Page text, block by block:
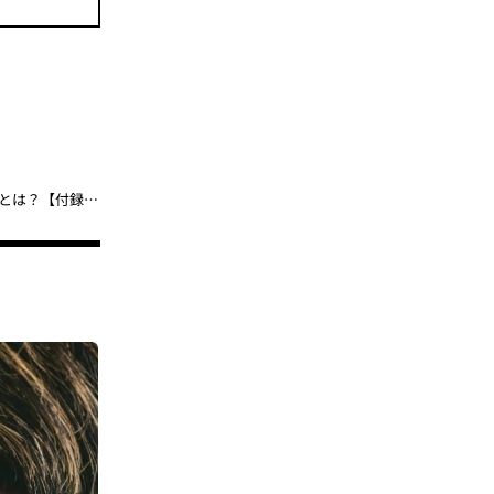
コールマンの便利な“お出かけバッグ”が1650円、年末のリンネル豪華付録号とは？【付録の人気記事ランキングベスト2】（2024年11月版）